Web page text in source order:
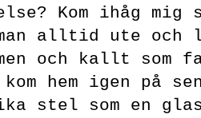
Kom ihåg
alltid ute och
och kallt som
kom hem igen på
stel som en